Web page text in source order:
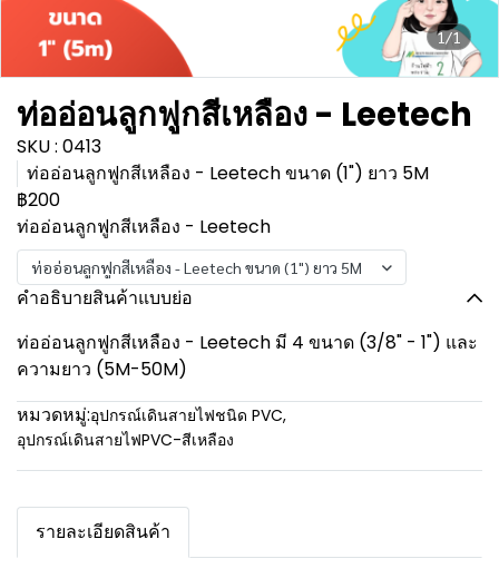
1/1
ท่ออ่อนลูกฟูกสีเหลือง - Leetech
SKU : 0413
ท่ออ่อนลูกฟูกสีเหลือง - Leetech ขนาด (1") ยาว 5M
฿200
ท่ออ่อนลูกฟูกสีเหลือง - Leetech
ท่ออ่อนลูกฟูกสีเหลือง - Leetech ขนาด (1") ยาว 5M
คำอธิบายสินค้าแบบย่อ
ท่ออ่อนลูกฟูกสีเหลือง - Leetech มี 4 ขนาด (3/8" - 1") และ
ความยาว (5M-50M)
หมวดหมู่:อุปกรณ์เดินสายไฟชนิด PVC,
อุปกรณ์เดินสายไฟPVC-สีเหลือง
รายละเอียดสินค้า